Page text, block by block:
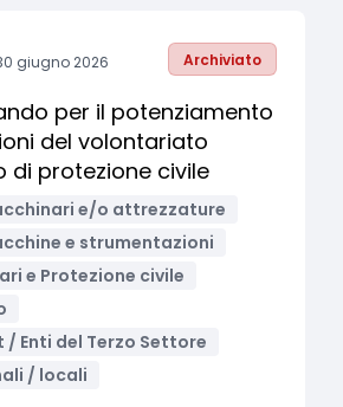
giugno 2026 Archiviato
per il potenziamento
del volontariato
di protezione civile
e/o attrezzature
e strumentazioni
e Protezione civile
/ Enti del Terzo Settore
/ locali